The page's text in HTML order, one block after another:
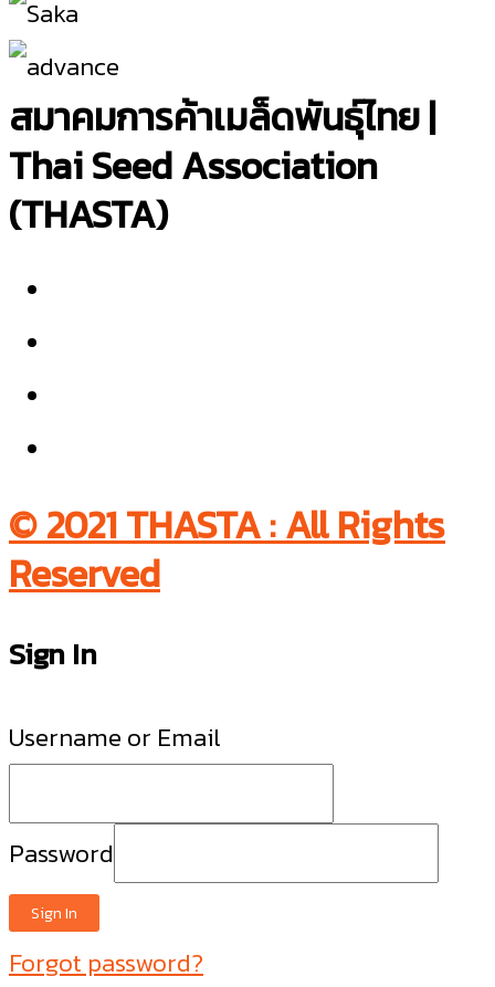
สมาคมการค้าเมล็ดพันธุ์ไทย |
Thai Seed Association
(THASTA)
© 2021 THASTA : All Rights
Reserved
Sign In
Username or Email
Password
Sign In
Forgot password?